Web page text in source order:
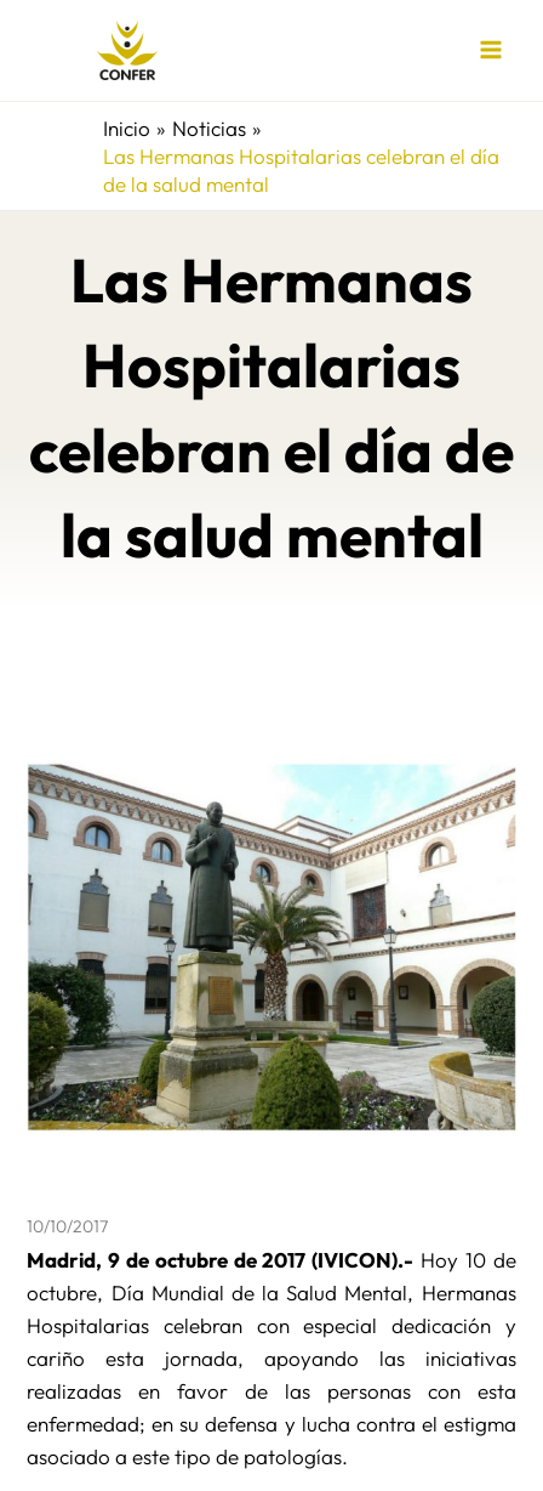
Inicio
Noticias
Las Hermanas Hospitalarias celebran el día
de la salud mental
Las Hermanas
Hospitalarias
celebran el día de
la salud mental
10/10/2017
Madrid, 9 de octubre de 2017 (IVICON).- Hoy 10 de
octubre, Día Mundial de la Salud Mental, Hermanas
Hospitalarias celebran con especial dedicación y
cariño esta jornada, apoyando las iniciativas
realizadas en favor de las personas con esta
enfermedad; en su defensa y lucha contra el estigma
asociado a este tipo de patologías.